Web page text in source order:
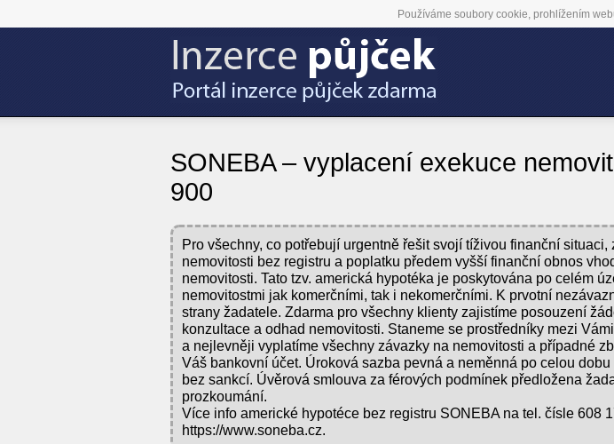
Používáme soubory cookie, prohlížením
SONEBA – vyplacení exekuce
900
Pro všechny, co potřebují urgentně řešit svojí tíživou finanční
nemovitosti bez registru a poplatku předem vyšší finanční obnos
nemovitosti. Tato tzv. americká hypotéka je poskytována po celém
nemovitostmi jak komerčními, tak i nekomerčními. K prvotní
strany žadatele. Zdarma pro všechny klienty zajistíme posouzení
konzultace a odhad nemovitosti. Staneme se prostředníky mezi
a nejlevněji vyplatíme všechny závazky na nemovitosti a případné
Váš bankovní účet. Úroková sazba pevná a neměnná po celou
bez sankcí. Úvěrová smlouva za férových podmínek předložena
prozkoumání.
Více info americké hypotéce bez registru SONEBA na tel. čísle 608
https://www.soneba.cz.